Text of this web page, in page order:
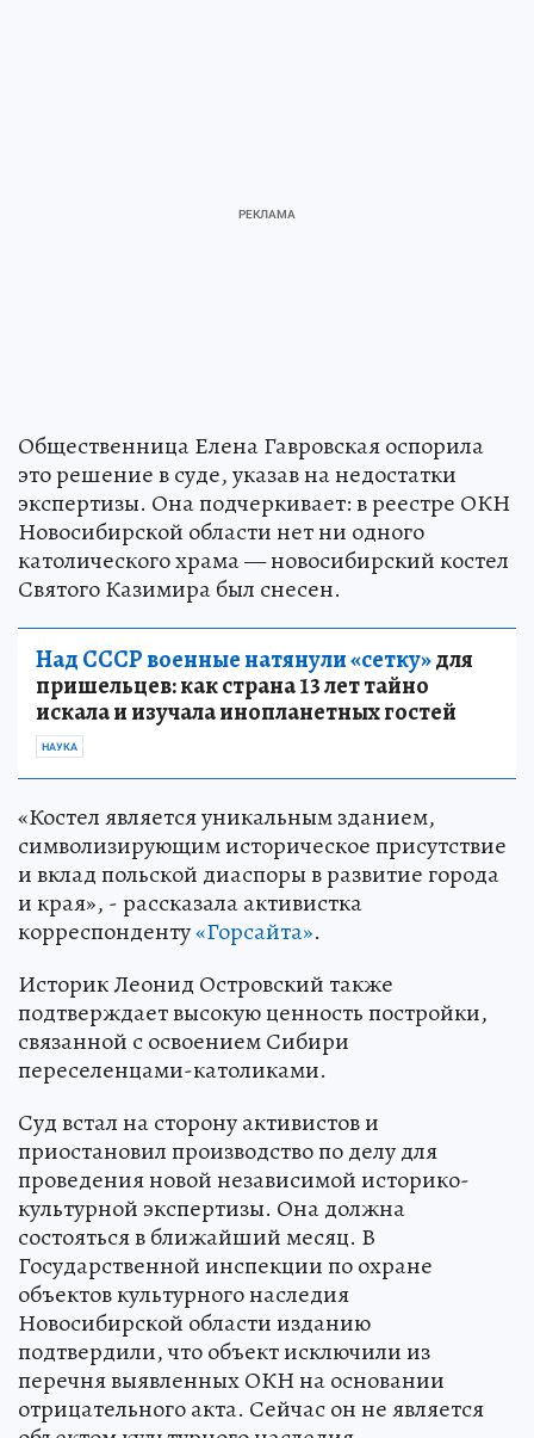
Общественница Елена Гавровская оспорила
это решение в суде, указав на недостатки
экспертизы. Она подчеркивает: в реестре ОКН
Новосибирской области нет ни одного
католического храма — новосибирский костел
Святого Казимира был снесен.
Над СССР военные натянули «сетку»для
пришельцев: как страна 13 лет тайно
искала и изучала инопланетных гостей
НАУКА
«Костел является уникальным зданием,
символизирующим историческое присутствие
и вклад польской диаспоры в развитие города
и края», - рассказала активистка
корреспонденту«Горсайта».
Историк Леонид Островский также
подтверждает высокую ценность постройки,
связанной с освоением Сибири
переселенцами-католиками.
Суд встал на сторону активистов и
приостановил производство по делу для
проведения новой независимой историко-
культурной экспертизы. Она должна
состояться в ближайший месяц. В
Государственной инспекции по охране
объектов культурного наследия
Новосибирской области изданию
подтвердили, что объект исключили из
перечня выявленных ОКН на основании
отрицательного акта. Сейчас он не является